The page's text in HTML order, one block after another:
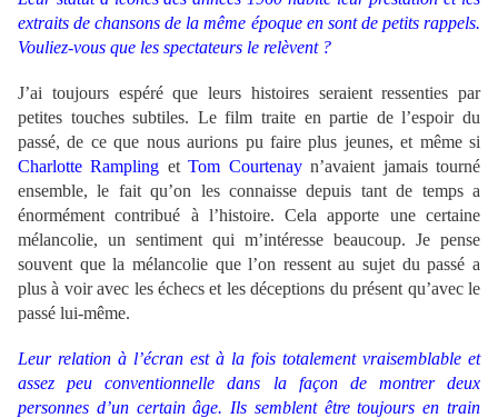
extraits de chansons de la même époque en sont de petits rappels.
Vouliez-vous que les spectateurs le relèvent ?
J’ai toujours espéré que leurs histoires seraient ressenties par
petites touches subtiles. Le film traite en partie de l’espoir du
passé, de ce que nous aurions pu faire plus jeunes, et même si
Charlotte Rampling etTom Courtenayn’avaient jamais tourné
ensemble, le fait qu’on les connaisse depuis tant de temps a
énormément contribué à l’histoire. Cela apporte une certaine
mélancolie, un sentiment qui m’intéresse beaucoup. Je pense
souvent que la mélancolie que l’on ressent au sujet du passé a
plus à voir avec les échecs et les déceptions du présent qu’avec le
passé lui-même.
Leur relation à l’écran est à la fois totalement vraisemblable et
assez peu conventionnelle dans la façon de montrer deux
personnes d’un certain âge. Ils semblent être toujours en train